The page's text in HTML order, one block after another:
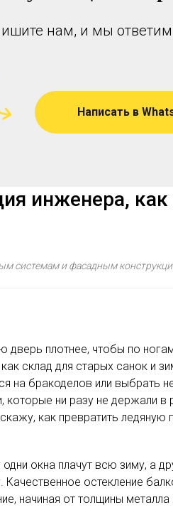
нам, и мы ответим
Написать в
инженера,
системам и фасадным
плотнее, чтобы по
склад для старых санок и
на бракоделов или выбрать
которые ни разу не держали
как превратить
окна плачут всю зиму, а
остекление
начиная от толщины